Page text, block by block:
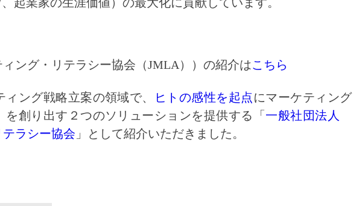
ング・リテラシー協会（JMLA））の紹介はこちら
ィング戦略立案の領域で、 ヒトの感性を起点 にマーケティング
創り出す２つのソリューションを提供する「 一般社団法人
ラシー協会 」として紹介いただきました。